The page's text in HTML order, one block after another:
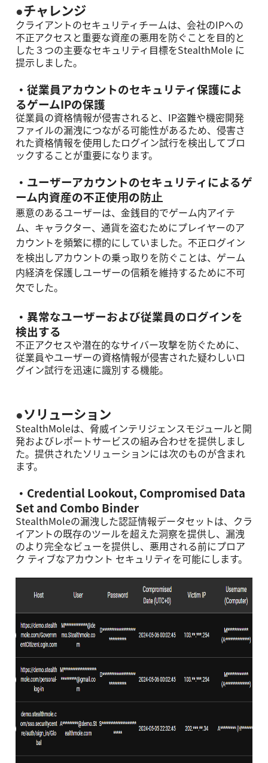
●チャレンジ
クライアントのセキュリティチームは、会社のIPへの
不正アクセスと重要な資産の悪⽤を防ぐことを⽬的と
した３つの主要なセキュリティ⽬標をStealthMole に
提⽰しました。
・従業員アカウントのセキュリティ保護によ
るゲームIPの保護
従業員の資格情報が侵害されると、IP盗難や機密開発
ファイルの漏洩につながる可能性があるため、侵害さ
れた資格情報を使⽤したログイン試⾏を検出してブロ
ックすることが重要になります。
・ユーザーアカウントのセキュリティによるゲ
ーム内資産の不正使⽤の防⽌
悪意のあるユーザーは、⾦銭⽬的でゲーム内アイテ
ム、キャラクター、通貨を盗むためにプレイヤーのア
カウントを頻繁に標的にしていました。不正ログイン
を検出しアカウントの乗っ取りを防ぐことは、ゲーム
内経済を保護しユーザーの信頼を維持するために不可
⽋でした。
・異常なユーザーおよび従業員のログインを
検出する
不正アクセスや潜在的なサイバー攻撃を防ぐために、
従業員やユーザーの資格情報が侵害された疑わしいロ
グイン試⾏を迅速に識別する機能。
●ソリューション
StealthMoleは、脅威インテリジェンスモジュールと開
発およびレポートサービスの組み合わせを提供しまし
た。提供されたソリューションには次のものが含まれ
ます。
・Credential Lookout, Compromised Data
Set and Combo Binder
StealthMoleの漏洩した認証情報データセットは、クラ
イアントの既存のツールを超えた洞察を提供し、漏洩
のより完全なビューを提供し、悪⽤される前にプロア
ク ティブなアカウント セキュリティを可能にします。